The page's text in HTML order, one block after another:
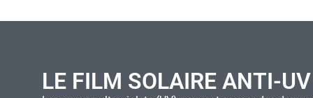
LE FILM SOLAIRE ANTI-UV